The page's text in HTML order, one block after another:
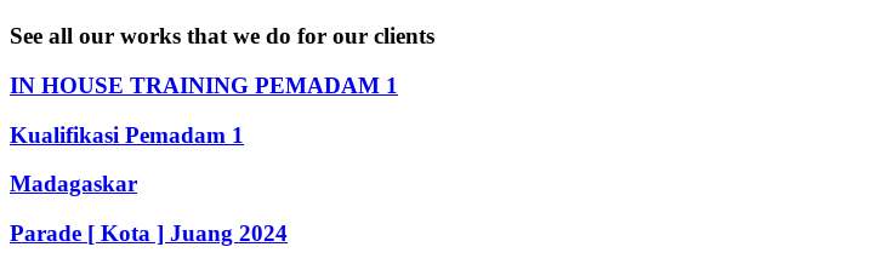
See all our works that we do for our clients
IN HOUSE TRAINING PEMADAM 1
Kualifikasi Pemadam 1
Madagaskar
Parade [ Kota ] Juang 2024